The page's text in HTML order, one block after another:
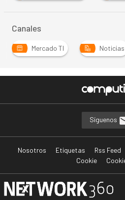
Canales
Mercado TI Noticias
Síguenos
Nosotros Etiquetas Rss Feed
Cookie